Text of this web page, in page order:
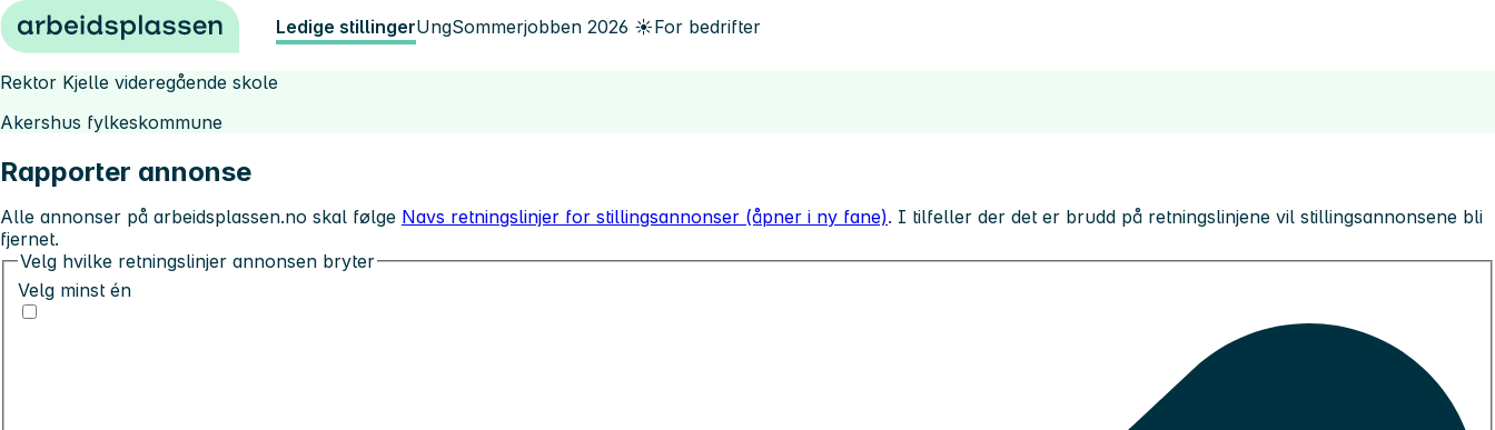
Hopp til innhold Ledige stillingerUngSommerjobben 2026 ☀️For bedrifter
Rektor Kjelle videregående skole
Akershus fylkeskommune
Rapporter annonse
Alle annonser på arbeidsplassen.no skal følge Navs retningslinjer for stillingsannonser (åpner i ny fane). I tilfeller der det er brudd på retningslinjene vil stillingsannonsene bli
fjernet.
Velg hvilke retningslinjer annonsen bryter
Velg minst én